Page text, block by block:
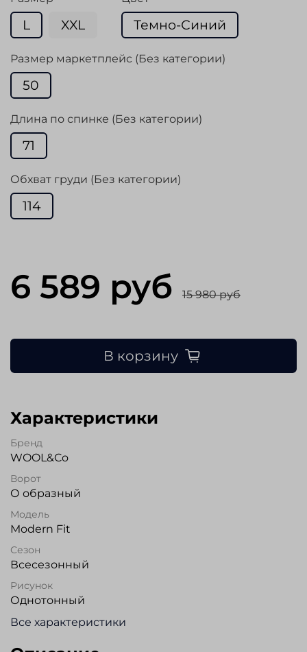
L XXL Темно-Синий
Размер маркетплейс (Без категории)
50
Длина по спинке (Без категории)
71
Обхват груди (Без категории)
114
6 589 руб 15 980 руб
В корзину
Характеристики
Бренд
WOOL&Co
Ворот
О образный
Модель
Modern Fit
Сезон
Всесезонный
Рисунок
Однотонный
Все характеристики